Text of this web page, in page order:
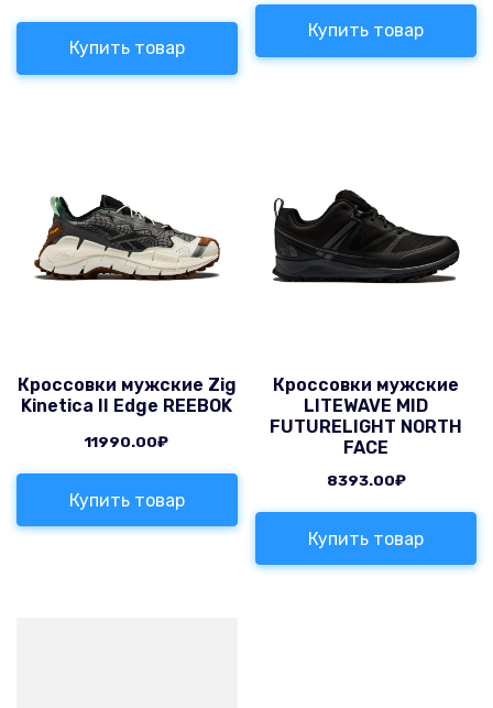
Купить товар
Купить товар
Кроссовки мужские Zig
Kinetica II Edge REEBOK
11990.00₽
Купить товар
Кроссовки мужские
LITEWAVE MID
FUTURELIGHT NORTH
FACE
8393.00₽
Купить товар